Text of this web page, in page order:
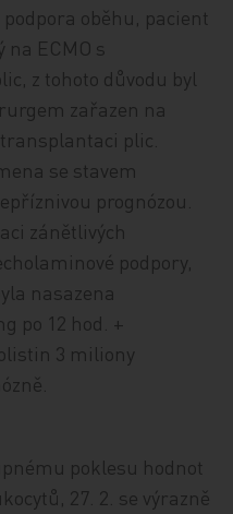
oběhu, pacient
na ECMO s
z tohoto důvodu byl
zařazen na
plic.
se stavem
prognózou.
zánětlivých
podpory,
nasazena
po 12 hod. +
3 miliony
poklesu hodnot
27. 2. se výrazně